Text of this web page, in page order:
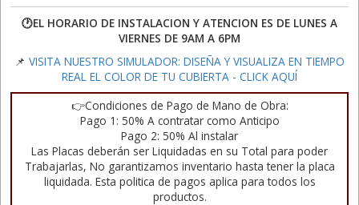
🕐EL HORARIO DE INSTALACION Y ATENCION ES DE LUNES A
VIERNES DE 9AM A 6PM
📌 VISITA NUESTRO SIMULADOR: DISEÑA Y VISUALIZA EN TIEMPO
REAL EL COLOR DE TU CUBIERTA - CLICK AQUÍ
👉Condiciones de Pago de Mano de Obra:
Pago 1: 50% A contratar como Anticipo
Pago 2: 50% Al instalar
Las Placas deberán ser Liquidadas en su Total para poder
Trabajarlas, No garantizamos inventario hasta tener la placa
liquidada. Esta politica de pagos aplica para todos los
productos.